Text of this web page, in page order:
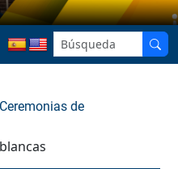
Ceremonias de